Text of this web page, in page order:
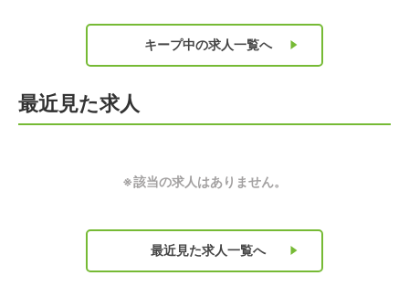
キープ中の求人一覧へ
最近見た求人
※該当の求人はありません。
最近見た求人一覧へ